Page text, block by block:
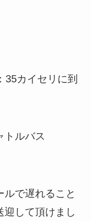
35カイセリに到
トルバス
ルで遅れること
迎して頂けまし